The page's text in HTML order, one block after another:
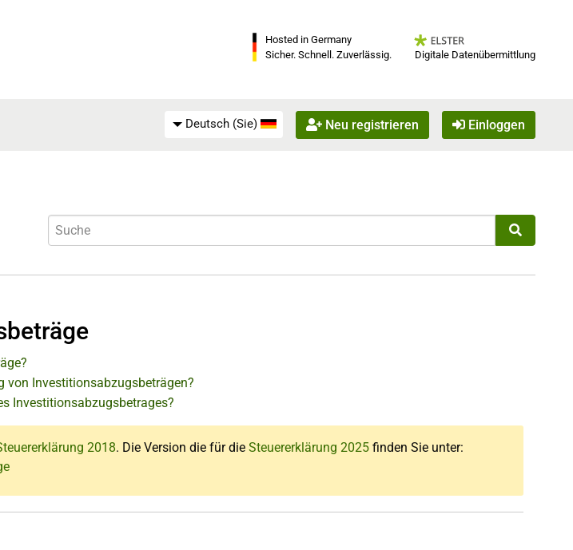
Hosted in Germany
Sicher. Schnell. Zuverlässig.
Digitale Datenübermittlung
Deutsch (Sie) Neu registrieren Einloggen
von Investitionsabzugsbeträgen?
Investitionsabzugsbetrages?
2018. Die Version die für die Steuererklärung 2025 finden Sie unter: